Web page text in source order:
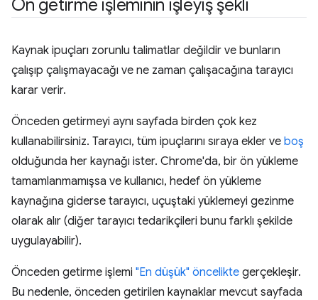
Ön getirme işleminin işleyiş şekli
Kaynak ipuçları zorunlu talimatlar değildir ve bunların
çalışıp çalışmayacağı ve ne zaman çalışacağına tarayıcı
karar verir.
Önceden getirmeyi aynı sayfada birden çok kez
kullanabilirsiniz. Tarayıcı, tüm ipuçlarını sıraya ekler ve boş
olduğunda her kaynağı ister. Chrome'da, bir ön yükleme
tamamlanmamışsa ve kullanıcı, hedef ön yükleme
kaynağına giderse tarayıcı, uçuştaki yüklemeyi gezinme
olarak alır (diğer tarayıcı tedarikçileri bunu farklı şekilde
uygulayabilir).
Önceden getirme işlemi "En düşük" öncelikte gerçekleşir.
Bu nedenle, önceden getirilen kaynaklar mevcut sayfada